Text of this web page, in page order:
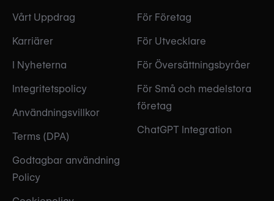
Vårt Uppdrag
Karriärer
I Nyheterna
Integritetspolicy
Användningsvillkor
Terms (DPA)
Godtagbar användning
Policy
För Företag
För Utvecklare
För Översättningsbyråer
För Små och medelstora
företag
ChatGPT Integration